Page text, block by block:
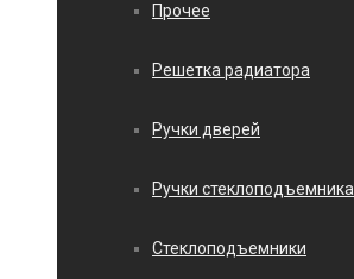
Прочее
Решетка радиатора
Ручки дверей
Ручки стеклоподъемника
Стеклоподъемники